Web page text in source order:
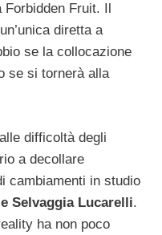
Forbidden Fruit. Il
diretta a
se la collocazione
se si tornerà alla
difficoltà degli
a decollare
cambiamenti in studio
Selvaggia Lucarelli.
ha non poco